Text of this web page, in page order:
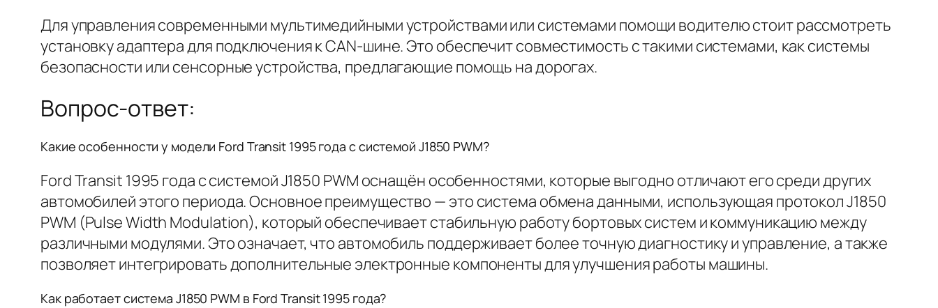
Для управления современными мультимедийными устройствами или системами помощи водителю стоит рассмотреть
установку адаптера для подключения к CAN-шине. Это обеспечит совместимость с такими системами, как системы
безопасности или сенсорные устройства, предлагающие помощь на дорогах.
Вопрос-ответ:
Какие особенности у модели Ford Transit 1995 года с системой J1850 PWM?
Ford Transit 1995 года с системой J1850 PWM оснащён особенностями, которые выгодно отличают его среди других
автомобилей этого периода. Основное преимущество — это система обмена данными, использующая протокол J1850
PWM (Pulse Width Modulation), который обеспечивает стабильную работу бортовых систем и коммуникацию между
различными модулями. Это означает, что автомобиль поддерживает более точную диагностику и управление, а также
позволяет интегрировать дополнительные электронные компоненты для улучшения работы машины.
Как работает система J1850 PWM в Ford Transit 1995 года?